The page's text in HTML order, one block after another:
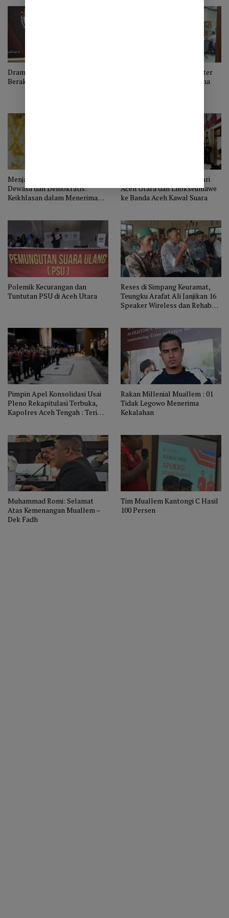
Drama Pilkada Gubernur Aceh
Berakhir
Ketua Harian Mualem Center
Aceh Utara Ucapkan Terima
Menjadi Warga Aceh yang
Dewasa dan Demokratis:
Keikhlasan dalam Menerima
1000an Massa Bergerak dari
Aceh Utara dan Lhokseumawe
ke Banda Aceh Kawal Suara
Polemik Kecurangan dan
Tuntutan PSU di Aceh Utara
Reses di Simpang Keuramat,
Teungku Arafat Ali Janjikan 16
Speaker Wireless dan Rehab
Pimpin Apel Konsolidasi Usai
Pleno Rekapitulasi Terbuka,
Kapolres Aceh Tengah : Terima
Rakan Millenial Muallem : 01
Tidak Legowo Menerima
Kekalahan
Muhammad Romi: Selamat
Atas Kemenangan Muallem –
Dek Fadh
Tim Muallem Kantongi C Hasil
100 Persen